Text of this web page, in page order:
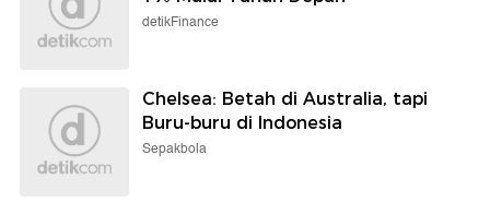
detikFinance
Chelsea: Betah di Australia, tapi
Buru-buru di Indonesia
Sepakbola